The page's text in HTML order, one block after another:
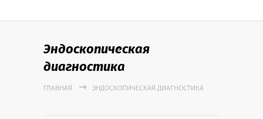
Эндоскопическая
диагностика
ГЛАВНАЯ ЭНДОСКОПИЧЕСКАЯ ДИАГНОСТИКА